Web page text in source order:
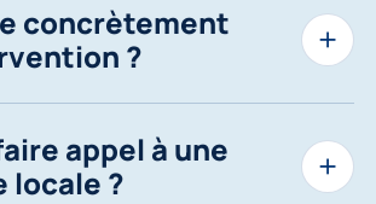
concrètement
?
appel à une
locale ?